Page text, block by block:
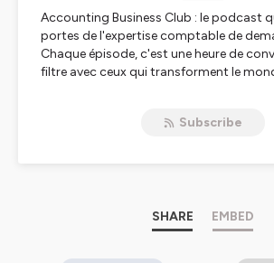
Accounting Business Club : le podcast
portes de l'expertise comptable de
Chaque épisode, c'est une heure de
filtre avec ceux qui transforment le
demain, entrepreneurs qui bousculent
Ce que j'ai compris ?
Subscribe
SHARE EMBED